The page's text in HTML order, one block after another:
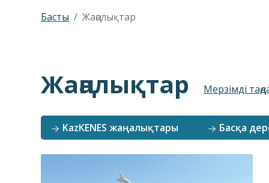
Басты Жаңалықтар
Жаңалықтар Мерзімді
KazKENES жаңалықтары Басқа